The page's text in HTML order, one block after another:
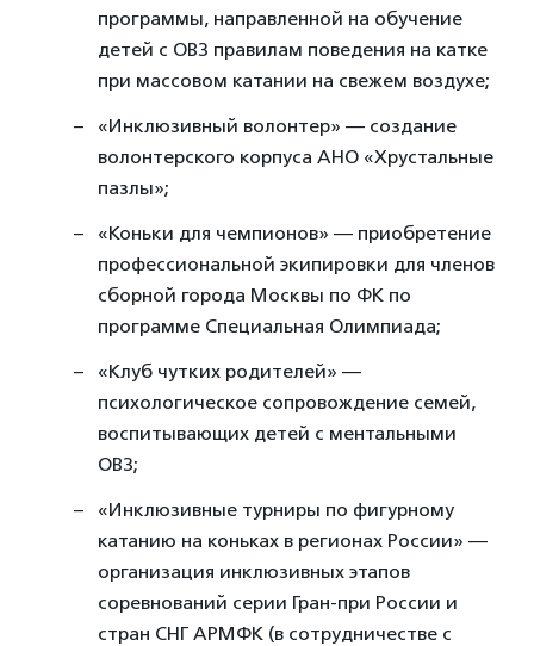
программы, направленной на обучение
детей с ОВЗ правилам поведения на катке
при массовом катании на свежем воздухе;
«Инклюзивный волонтер» — создание
волонтерского корпуса АНО «Хрустальные
пазлы»;
«Коньки для чемпионов» — приобретение
профессиональной экипировки для членов
сборной города Москвы по ФК по
программе Специальная Олимпиада;
«Клуб чутких родителей» —
психологическое сопровождение семей,
воспитывающих детей с ментальными
ОВЗ;
«Инклюзивные турниры по фигурному
катанию на коньках в регионах России» —
организация инклюзивных этапов
соревнований серии Гран-при России и
стран СНГ АРМФК (в сотрудничестве с